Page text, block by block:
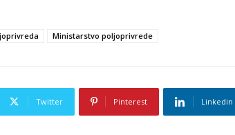
Ministarstvo poljoprivrede
Twitter Pinterest Linkedin